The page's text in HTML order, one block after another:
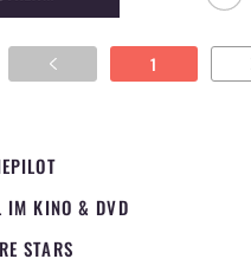
1
IM KINO & DVD
STARS